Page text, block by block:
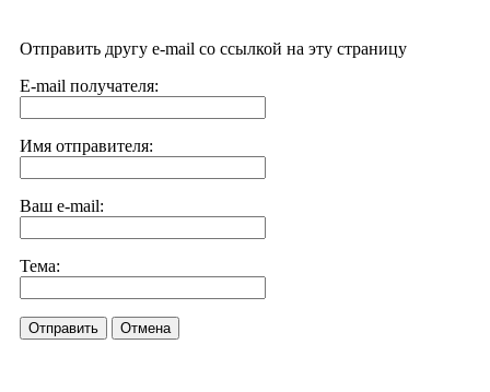
Отправить другу e-mail со ссылкой на эту страницу
E-mail получателя:
Имя отправителя:
Ваш e-mail:
Тема:
Отправить Отмена